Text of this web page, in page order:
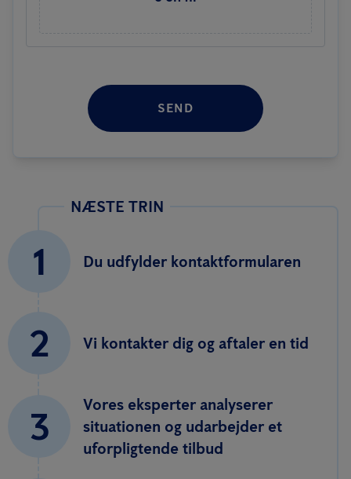
SEND
NÆSTE TRIN
1 Du udfylder kontaktformularen
2 Vi kontakter dig og aftaler en tid
3
Vores eksperter analyserer
situationen og udarbejder et
uforpligtende tilbud